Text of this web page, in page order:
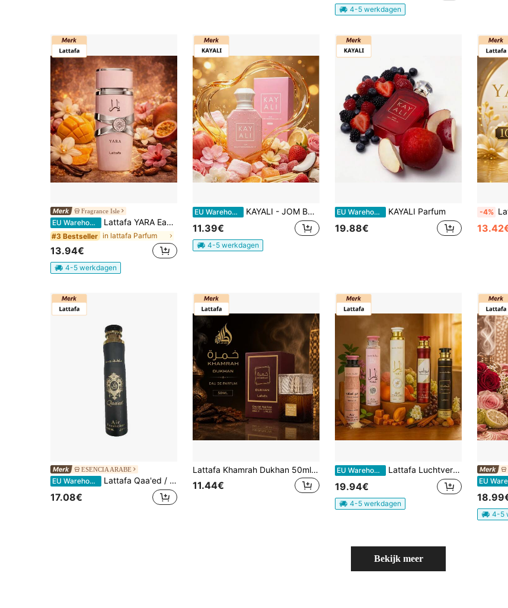
4-5 werkdagen
Fragrance Isle
EU Warehouse Lattafa YARA Eau De Parfum voor vrouwen 100ML
#3 Bestseller in lattafa Parfum
13.94€
4-5 werkdagen
EU Warehouse KAYALI - JOM BOUJEE MARSHMALLOW | 81 - EAU DE PARFUM
11.39€
4-5 werkdagen
EU Warehouse KAYALI Parfum
19.88€
-4% Lattafa
ESENCIA ARABE
EU Warehouse Lattafa Qaa'ed / Qaaed Arabische luchtverfrisserspray 300 ml Geconcentreerde luchtverfrisser voor een schoon en langdurig geurend huis
17.08€
Lattafa Khamrah Dukhan 50ml Unisex Parfum Rokerig Zoet Pittig Langhoudend Eau De Parfum
11.44€
EU Warehouse Lattafa Luchtverfrisser 300ML*3 Pack Huisparfum
19.94€
4-5 werkdagen
4-5
Bekijk meer